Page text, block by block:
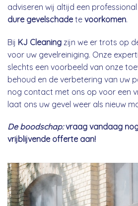
adviseren wij altijd een
dure gevelschadete voorkomen.
Bij KJ Cleaning zijn we er trots op
voor uw gevelreiniging. Onze
slechts een voorbeeld van onze
behoud en de verbetering van uw
nog contact met ons op voor een
laat ons uw gevel weer als nieuw
De boodschap:vraag vandaag
vrijblijvende offerte aan!